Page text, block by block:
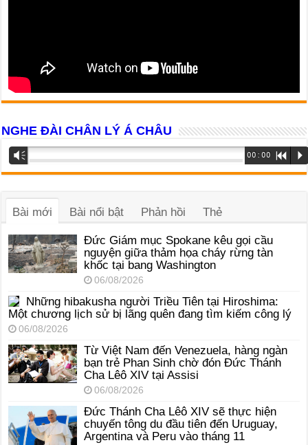
NGHE ĐÀI CHÂN LÝ Á CHÂU
Trình
phát
âm
Vm 00:00 R P
Bài mới Bài nổi bật Phản hồi Thẻ
Đức Giám mục Spokane kêu gọi cầu
nguyện giữa thảm họa cháy rừng tàn
khốc tại bang Washington
06/08/2026
Những hibakusha người Triều Tiên tại Hiroshima:
Một chương lịch sử bị lãng quên đang tìm kiếm công lý
06/08/2026
Từ Việt Nam đến Venezuela, hàng ngàn
bạn trẻ Phan Sinh chờ đón Đức Thánh
Cha Lêô XIV tại Assisi
06/08/2026
Đức Thánh Cha Lêô XIV sẽ thực hiện
chuyến tông du đầu tiên đến Uruguay,
Argentina và Peru vào tháng 11